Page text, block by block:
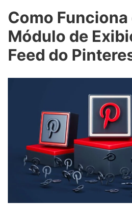
Como Funciona
Módulo de
Feed do